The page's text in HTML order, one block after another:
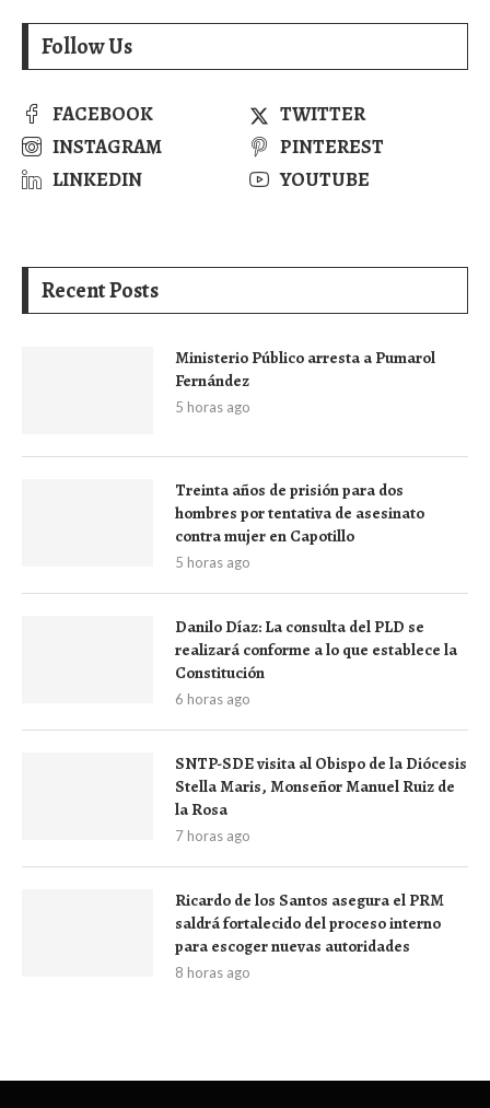
Follow Us
FACEBOOK
TWITTER
INSTAGRAM
PINTEREST
LINKEDIN
YOUTUBE
Recent Posts
Ministerio Público arresta a Pumarol
Fernández
5 horas ago
Treinta años de prisión para dos
hombres por tentativa de asesinato
contra mujer en Capotillo
5 horas ago
Danilo Díaz: La consulta del PLD se
realizará conforme a lo que establece la
Constitución
6 horas ago
SNTP-SDE visita al Obispo de la Diócesis
Stella Maris, Monseñor Manuel Ruiz de
la Rosa
7 horas ago
Ricardo de los Santos asegura el PRM
saldrá fortalecido del proceso interno
para escoger nuevas autoridades
8 horas ago